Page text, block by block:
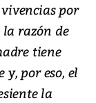
por
la razón de
tiene
y, por eso, el
la